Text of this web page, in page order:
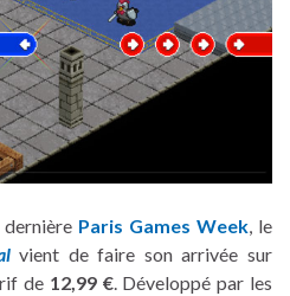
Paris Games Week, le
vient de faire son arrivée sur
de 12,99 €. Développé par les